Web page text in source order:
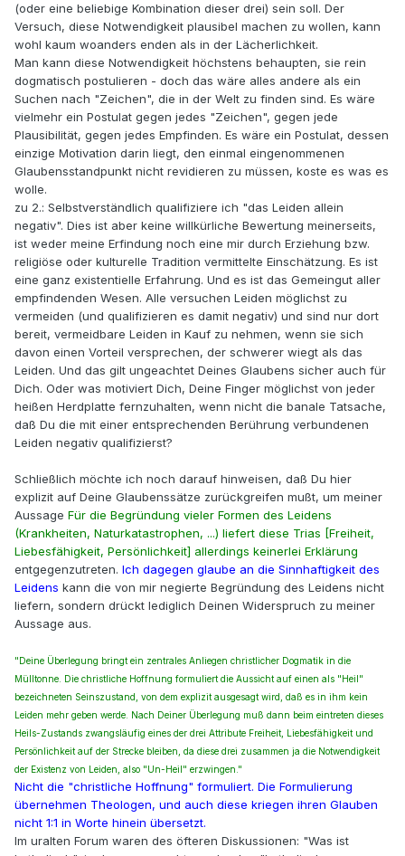
(oder eine beliebige Kombination dieser drei) sein soll. Der
Versuch, diese Notwendigkeit plausibel machen zu wollen, kann
wohl kaum woanders enden als in der Lächerlichkeit.
Man kann diese Notwendigkeit höchstens behaupten, sie rein
dogmatisch postulieren - doch das wäre alles andere als ein
Suchen nach "Zeichen", die in der Welt zu finden sind. Es wäre
vielmehr ein Postulat gegen jedes "Zeichen", gegen jede
Plausibilität, gegen jedes Empfinden. Es wäre ein Postulat, dessen
einzige Motivation darin liegt, den einmal eingenommenen
Glaubensstandpunkt nicht revidieren zu müssen, koste es was es
wolle.
zu 2.: Selbstverständlich qualifiziere ich "das Leiden allein
negativ". Dies ist aber keine willkürliche Bewertung meinerseits,
ist weder meine Erfindung noch eine mir durch Erziehung bzw.
religiöse oder kulturelle Tradition vermittelte Einschätzung. Es ist
eine ganz existentielle Erfahrung. Und es ist das Gemeingut aller
empfindenden Wesen. Alle versuchen Leiden möglichst zu
vermeiden (und qualifizieren es damit negativ) und sind nur dort
bereit, vermeidbare Leiden in Kauf zu nehmen, wenn sie sich
davon einen Vorteil versprechen, der schwerer wiegt als das
Leiden. Und das gilt ungeachtet Deines Glaubens sicher auch für
Dich. Oder was motiviert Dich, Deine Finger möglichst von jeder
heißen Herdplatte fernzuhalten, wenn nicht die banale Tatsache,
daß Du die mit einer entsprechenden Berührung verbundenen
Leiden negativ qualifizierst?
Schließlich möchte ich noch darauf hinweisen, daß Du hier
explizit auf Deine Glaubenssätze zurückgreifen mußt, um meiner
Aussage Für die Begründung vieler Formen des Leidens
(Krankheiten, Naturkatastrophen, ...) liefert diese Trias [Freiheit,
Liebesfähigkeit, Persönlichkeit] allerdings keinerlei Erklärung
entgegenzutreten. Ich dagegen glaube an die Sinnhaftigkeit des
Leidens kann die von mir negierte Begründung des Leidens nicht
liefern, sondern drückt lediglich Deinen Widerspruch zu meiner
Aussage aus.
"Deine Überlegung bringt ein zentrales Anliegen christlicher Dogmatik in die
Mülltonne. Die christliche Hoffnung formuliert die Aussicht auf einen als "Heil"
bezeichneten Seinszustand, von dem explizit ausgesagt wird, daß es in ihm kein
Leiden mehr geben werde. Nach Deiner Überlegung muß dann beim eintreten dieses
Heils-Zustands zwangsläufig eines der drei Attribute Freiheit, Liebesfähigkeit und
Persönlichkeit auf der Strecke bleiben, da diese drei zusammen ja die Notwendigkeit
der Existenz von Leiden, also "Un-Heil" erzwingen."
Nicht die "christliche Hoffnung" formuliert. Die Formulierung
übernehmen Theologen, und auch diese kriegen ihren Glauben
nicht 1:1 in Worte hinein übersetzt.
Im uralten Forum waren des öfteren Diskussionen: "Was ist